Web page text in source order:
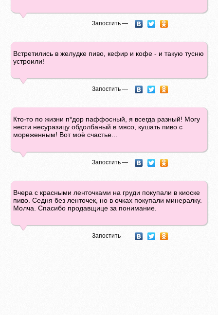
Запостить —
Встретились в желудке пиво, кефир и кофе - и такую тусню
устроили!
Запостить —
Кто-то по жизни п*дор паффосный, я всегда разный! Могу
нести несуразицу обдолбаный в мясо, кушать пиво с
мореженным! Вот моё счастье...
Запостить —
Вчера с красными ленточками на груди покупали в киоске
пиво. Седня без ленточек, но в очках покупали минералку.
Молча. Спасибо продавщице за понимание.
Запостить —